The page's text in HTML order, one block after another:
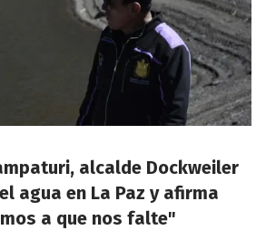
alcalde Dockweiler
agua en La Paz y afirma
a que nos falte"